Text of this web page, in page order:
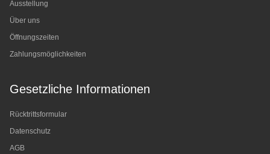
Ausstellung
Über uns
Öffnungszeiten
Zahlungsmöglichkeiten
Gesetzliche Informationen
Rücktrittsformular
Datenschutz
AGB